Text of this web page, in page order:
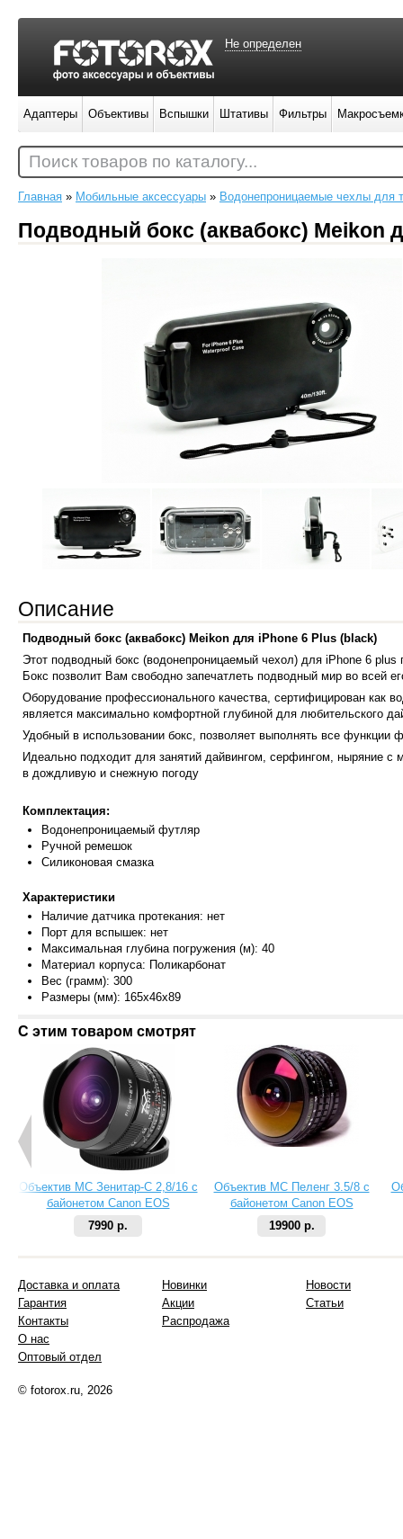
Главная » Мобильные аксессуары » Водонепроницаемые чехлы для
Подводный бокс (аквабокс) Meikon
Описание
Подводный бокс (аквабокс) Meikon для iPhone 6 Plus (black)
Этот подводный бокс (водонепроницаемый чехол) для iPhone 6
Бокс позволит Вам свободно запечатлеть подводный мир во всей
Оборудование профессионального качества, сертифицирован как
является максимально комфортной глубиной для любительского
Удобный в использовании бокс, позволяет выполнять все
Идеально подходит для занятий дайвингом, серфингом, ныряние
в дождливую и снежную погоду
Комплектация:
Водонепроницаемый футляр
Ручной ремешок
Силиконовая смазка
Характеристики
Наличие датчика протекания: нет
Порт для вспышек: нет
Максимальная глубина погружения (м): 40
Материал корпуса: Поликарбонат
Вес (грамм): 300
Размеры (мм): 165x46x89
С этим товаром смотрят
Объектив МС Зенитар-C 2,8/16 с
байонетом Canon EOS
7990 р.
Объектив МС Пеленг 3.5/8 с
байонетом Canon EOS
19900 р.
Не определен
Адаптеры Объективы Вспышки Штативы Фильтры
Поиск товаров по каталогу...
Доставка и оплата
Гарантия
Контакты
О нас
Оптовый отдел
Новинки
Акции
Распродажа
Новости
Статьи
© fotorox.ru, 2026